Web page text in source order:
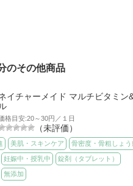
のその他商品
イチャーメイド マルチビタミン
ル
格目安:20～30円／１日
（未評価）
美肌・スキンケア 骨密度・骨粗しょう
妊娠中・授乳中 錠剤（タブレット）
無添加